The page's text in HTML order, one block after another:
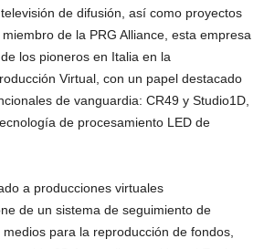
de difusión, así como proyectos
de la PRG Alliance, esta empresa
los pioneros en Italia en la
Virtual, con un papel destacado
de vanguardia: CR49 y Studio1D,
de procesamiento LED de
a producciones virtuales
de un sistema de seguimiento de
para la reproducción de fondos,